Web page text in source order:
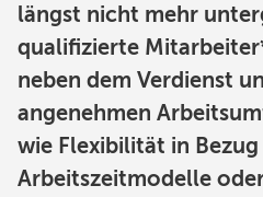
längst nicht mehr
qualifizierte
neben dem Verdienst
angenehmen
wie Flexibilität in
Arbeitszeitmodelle